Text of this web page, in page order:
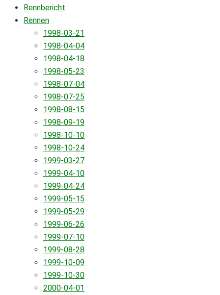
Rennbericht
Rennen
1998-03-21
1998-04-04
1998-04-18
1998-05-23
1998-07-04
1998-07-25
1998-08-15
1998-09-19
1998-10-10
1998-10-24
1999-03-27
1999-04-10
1999-04-24
1999-05-15
1999-05-29
1999-06-26
1999-07-10
1999-08-28
1999-10-09
1999-10-30
2000-04-01